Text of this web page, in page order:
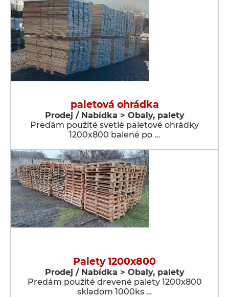
paletová ohrádka
Prodej / Nabídka > Obaly, palety
Predám použité svetlé paletové ohrádky
1200x800 balené po …
Palety 1200x800
Prodej / Nabídka > Obaly, palety
Predám použité drevené palety 1200x800
skladom 1000ks …